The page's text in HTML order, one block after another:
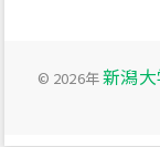
© 2026年新潟